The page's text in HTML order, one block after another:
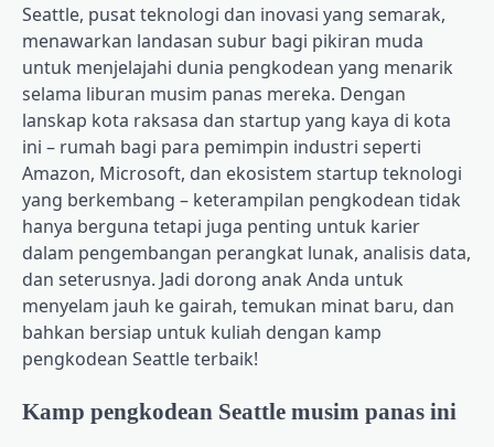
Seattle, pusat teknologi dan inovasi yang semarak,
menawarkan landasan subur bagi pikiran muda
untuk menjelajahi dunia pengkodean yang menarik
selama liburan musim panas mereka. Dengan
lanskap kota raksasa dan startup yang kaya di kota
ini – rumah bagi para pemimpin industri seperti
Amazon, Microsoft, dan ekosistem startup teknologi
yang berkembang – keterampilan pengkodean tidak
hanya berguna tetapi juga penting untuk karier
dalam pengembangan perangkat lunak, analisis data,
dan seterusnya. Jadi dorong anak Anda untuk
menyelam jauh ke gairah, temukan minat baru, dan
bahkan bersiap untuk kuliah dengan kamp
pengkodean Seattle terbaik!
Kamp pengkodean Seattle musim panas ini